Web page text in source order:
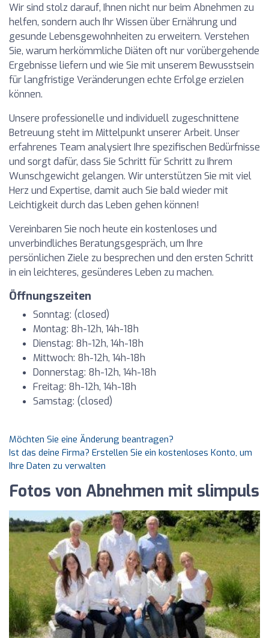
Wir sind stolz darauf, Ihnen nicht nur beim Abnehmen zu
helfen, sondern auch Ihr Wissen über Ernährung und
gesunde Lebensgewohnheiten zu erweitern. Verstehen
Sie, warum herkömmliche Diäten oft nur vorübergehende
Ergebnisse liefern und wie Sie mit unserem Bewusstsein
für langfristige Veränderungen echte Erfolge erzielen
können.
Unsere professionelle und individuell zugeschnittene
Betreuung steht im Mittelpunkt unserer Arbeit. Unser
erfahrenes Team analysiert Ihre spezifischen Bedürfnisse
und sorgt dafür, dass Sie Schritt für Schritt zu Ihrem
Wunschgewicht gelangen. Wir unterstützen Sie mit viel
Herz und Expertise, damit auch Sie bald wieder mit
Leichtigkeit durch das Leben gehen können!
Vereinbaren Sie noch heute ein kostenloses und
unverbindliches Beratungsgespräch, um Ihre
persönlichen Ziele zu besprechen und den ersten Schritt
in ein leichteres, gesünderes Leben zu machen.
Öffnungszeiten
Sonntag: (closed)
Montag: 8h-12h, 14h-18h
Dienstag: 8h-12h, 14h-18h
Mittwoch: 8h-12h, 14h-18h
Donnerstag: 8h-12h, 14h-18h
Freitag: 8h-12h, 14h-18h
Samstag: (closed)
Möchten Sie eine Änderung beantragen?
Ist das deine Firma? Erstellen Sie ein kostenloses Konto, um
Ihre Daten zu verwalten
Fotos von Abnehmen mit slimpuls